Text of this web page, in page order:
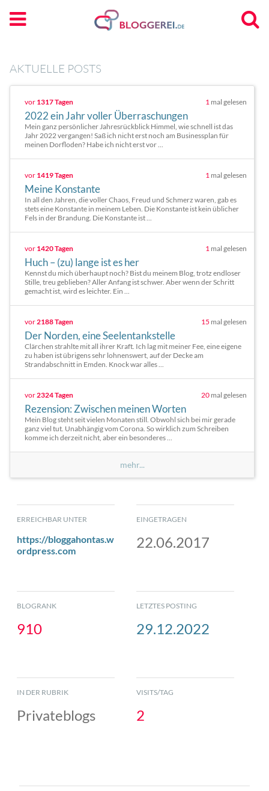
AKTUELLE POSTS
vor 1317 Tagen 1 mal gelesen
2022 ein Jahr voller Überraschungen
Mein ganz persönlicher Jahresrückblick Himmel, wie schnell ist das
Jahr 2022 vergangen! Saß ich nicht erst noch am Businessplan für
meinen Dorfloden? Habe ich nicht erst vor ...
vor 1419 Tagen 1 mal gelesen
Meine Konstante
In all den Jahren, die voller Chaos, Freud und Schmerz waren, gab es
stets eine Konstante in meinem Leben. Die Konstante ist kein üblicher
Fels in der Brandung. Die Konstante ist ...
vor 1420 Tagen 1 mal gelesen
Huch – (zu) lange ist es her
Kennst du mich überhaupt noch? Bist du meinem Blog, trotz endloser
Stille, treu geblieben? Aller Anfang ist schwer. Aber wenn der Schritt
gemacht ist, wird es leichter. Ein ...
vor2188 Tagen 15 mal gelesen
Der Norden, eine Seelentankstelle
Clärchen strahlte mit all ihrer Kraft. Ich lag mit meiner Fee, eine eigene
zu haben ist übrigens sehr lohnenswert, auf der Decke am
Strandabschnitt in Emden. Knock war alles ...
vor2324 Tagen 20 mal gelesen
Rezension: Zwischen meinen Worten
Mein Blog steht seit vielen Monaten still. Obwohl sich bei mir gerade
ganz viel tut. Unabhängig vom Corona. So wirklich zum Schreiben
komme ich derzeit nicht, aber ein besonderes ...
mehr...
ERREICHBAR UNTER
https://bloggahontas.w
ordpress.com
EINGETRAGEN
22.06.2017
BLOGRANK
910
LETZTES POSTING
29.12.2022
IN DER RUBRIK
Privateblogs
VISITS/TAG
2